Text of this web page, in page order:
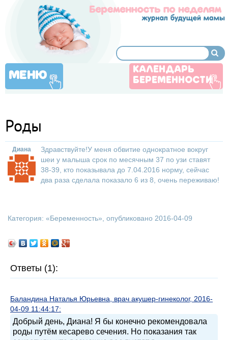
МЕНЮ
КАЛЕНДАРЬ
БЕРЕМЕННОСТИ
Роды
Диана
Здравствуйте!У меня обвитие однократное вокруг
шеи у малыша срок по месячным 37 по узи ставят
38-39, кто показывала до 7.04.2016 норму, сейчас
два раза сделала показало 6 из 8, очень переживаю!
Категория: «Беременность», опубликовано 2016-04-09
Ответы (1):
Баландина Наталья Юрьевна, врач акушер-гинеколог, 2016-
04-09 11:44:17:
Добрый день, Диана! Я бы конечно рекомендовала
роды путём кесарево сечения. Но показания так